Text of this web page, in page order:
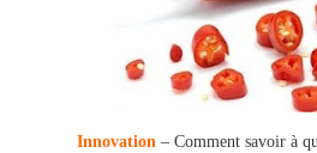
Innovation – Comment savoir à